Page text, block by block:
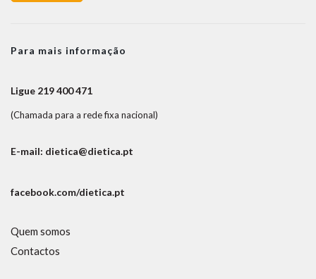
Para mais informação
Ligue 219 400 471
(Chamada para a rede fixa nacional)
E-mail: dietica@dietica.pt
facebook.com/dietica.pt
Quem somos
Contactos